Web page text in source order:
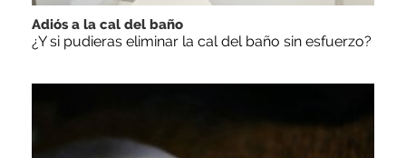
Adiós a la cal del baño
¿Y si pudieras eliminar la cal del baño sin esfuerzo?